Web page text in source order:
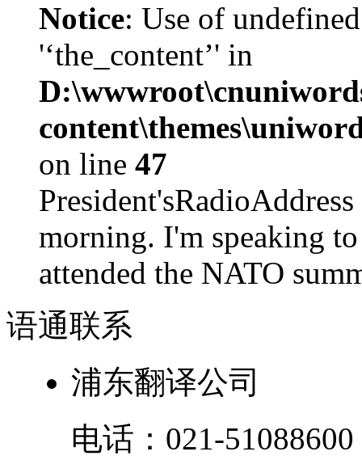
Notice: Use of
'‘the_content’' in
on line 47
morning. I'm speaking
attended the NATO
语通联系
浦东翻译公司
电话： 021-51088600